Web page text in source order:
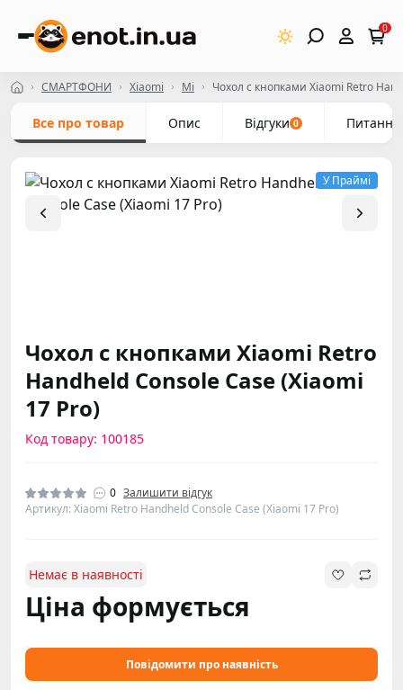
0
СМАРТФОНИ Xiaomi Mi Чохол с кнопками Xiaomi Retro
Все про товар Опис Відгуки 0 Питання
У Праймі
Чохол с кнопками Xiaomi Retro
Handheld Console Case (Xiaomi
17 Pro)
Код товару: 100185
0 Залишити відгук
Артикул: Xiaomi Retro Handheld Console Case (Xiaomi 17 Pro)
Немає в наявності
Ціна формується
Повідомити про наявність